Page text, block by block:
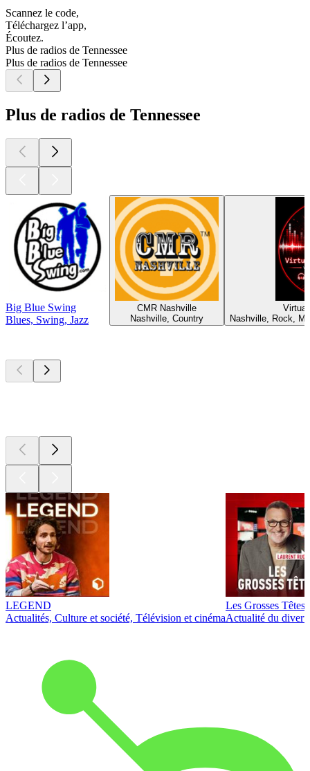
Scannez le code,
Téléchargez l’app,
Écoutez.
Plus de radios de Tennessee
Plus de radios de Tennessee
Plus de radios de Tennessee
Big Blue Swing
Blues, Swing, Jazz
CMR Nashville
Nashville, Country
Nashville, Rock,
LEGEND
Actualités, Culture et société, Télévision et cinéma
Les Grosses Têtes
Actualité du